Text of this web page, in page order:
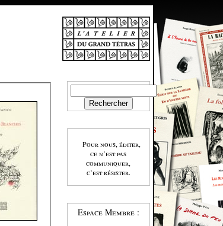
Pour nous, éditer,
ce n’est pas
communiquer,
c’est résister.
Espace Membre :